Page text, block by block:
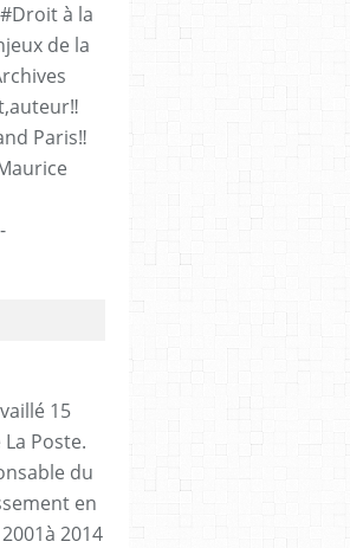
à la
de la
Paris‼️
15
Poste.
du
en
2014